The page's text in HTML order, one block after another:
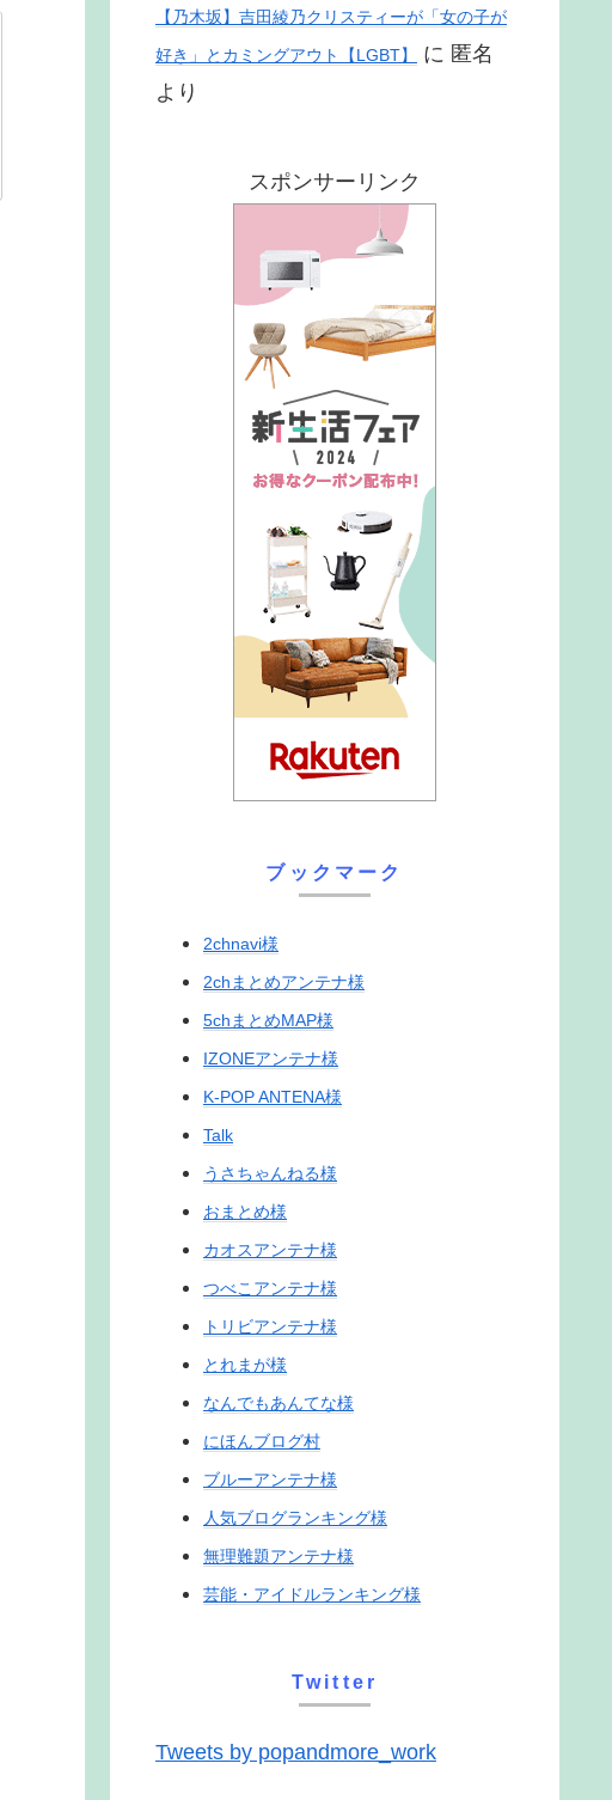
【乃木坂】吉田綾乃クリスティーが「女の子が
好き」とカミングアウト【LGBT】
に 匿名
より
スポンサーリンク
ブックマーク
2chnavi様
2chまとめアンテナ様
5chまとめMAP様
IZONEアンテナ様
K-POP ANTENA様
Talk
うさちゃんねる様
おまとめ様
カオスアンテナ様
つべこアンテナ様
トリビアンテナ様
とれまが様
なんでもあんてな様
にほんブログ村
ブルーアンテナ様
人気ブログランキング様
無理難題アンテナ様
芸能・アイドルランキング様
Twitter
Tweets by popandmore_work